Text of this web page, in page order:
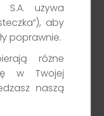
S.A. używa
aby
poprawnie.
różne
w Twojej
naszą